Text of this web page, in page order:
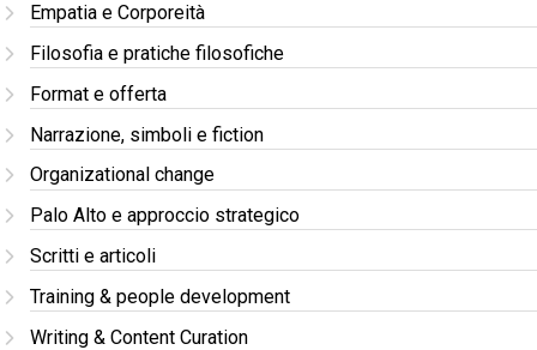
Empatia e Corporeità
Filosofia e pratiche filosofiche
Format e offerta
Narrazione, simboli e fiction
Organizational change
Palo Alto e approccio strategico
Scritti e articoli
Training & people development
Writing & Content Curation